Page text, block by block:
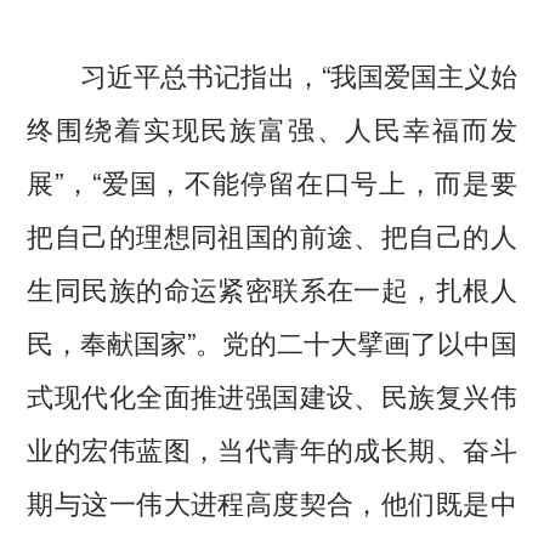
习近平总书记指出，“我国爱国主义始
终围绕着实现民族富强、人民幸福而发
展”，“爱国，不能停留在口号上，而是要
把自己的理想同祖国的前途、把自己的人
生同民族的命运紧密联系在一起，扎根人
民，奉献国家”。党的二十大擘画了以中国
式现代化全面推进强国建设、民族复兴伟
业的宏伟蓝图，当代青年的成长期、奋斗
期与这一伟大进程高度契合，他们既是中